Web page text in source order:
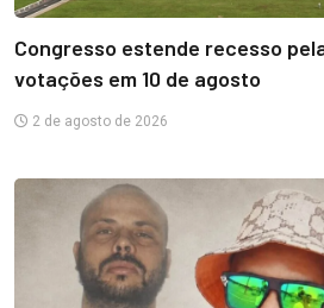
Congresso estende recesso
votações em 10 de agosto
2 de agosto de 2026